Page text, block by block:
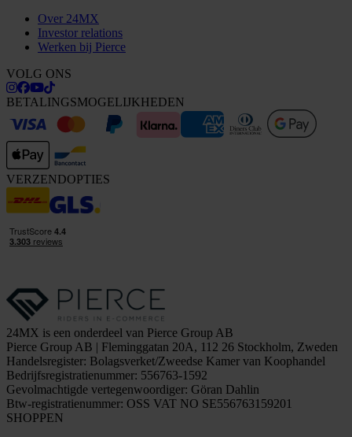
Over 24MX
Investor relations
Werken bij Pierce
VOLG ONS
BETALINGSMOGELIJKHEDEN
VERZENDOPTIES
24MX is een onderdeel van Pierce Group AB
Pierce Group AB | Fleminggatan 20A, 112 26 Stockholm, Zweden
Handelsregister: Bolagsverket/Zweedse Kamer van Koophandel
Bedrijfsregistratienummer: 556763-1592
Gevolmachtigde vertegenwoordiger: Göran Dahlin
Btw-registratienummer: OSS VAT NO SE556763159201
SHOPPEN